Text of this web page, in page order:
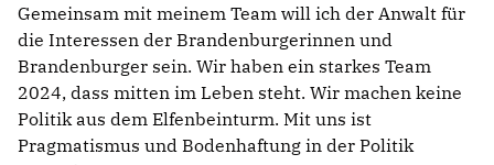
Gemeinsam mit meinem Team will ich der Anwalt für
die Interessen der Brandenburgerinnen und
Brandenburger sein. Wir haben ein starkes Team
2024, dass mitten im Leben steht. Wir machen keine
Politik aus dem Elfenbeinturm. Mit uns ist
Pragmatismus und Bodenhaftung in der Politik